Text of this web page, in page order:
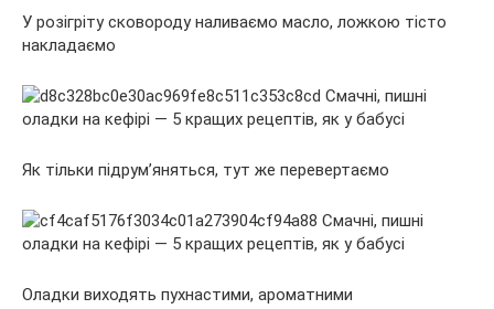
У розігріту сковороду наливаємо масло, ложкою тісто
накладаємо
Як тільки підрум’яняться, тут же перевертаємо
Оладки виходять пухнастими, ароматними